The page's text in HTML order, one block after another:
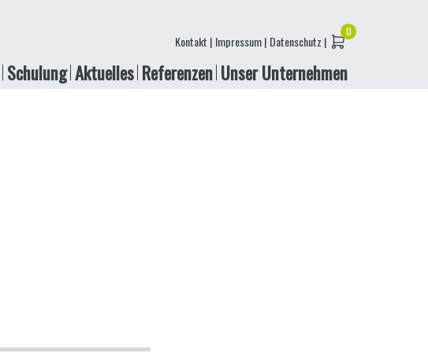
Kontakt | Impressum | Datenschutz |
Schulung Aktuelles Referenzen Unser Unternehmen